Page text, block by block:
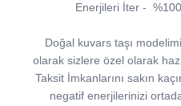
Enerjileri İter -
Doğal kuvars taşı
olarak sizlere özel olarak
Taksit İmkanlarını sakın
negatif enerjilerinizi